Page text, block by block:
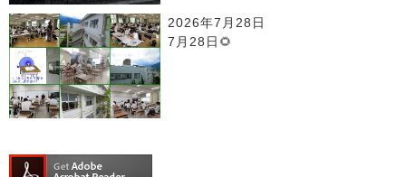
2026年7月28日
7月28日🌻